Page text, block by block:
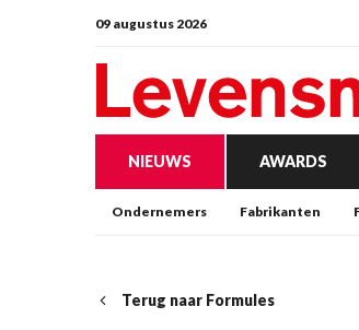
09 augustus 2026
NIEUWS AWARDS
Ondernemers Fabrikanten
Terug naar Formules